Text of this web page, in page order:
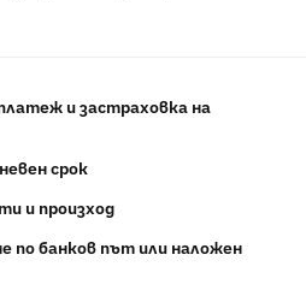
и застраховка на
срок
и произход
по банков път или наложен